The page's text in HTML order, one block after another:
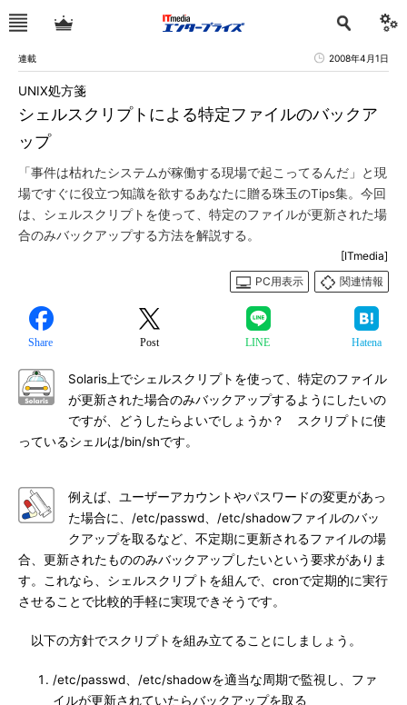
連載 2008年4月1日
シェルスクリプトによる特定ファイルのバックア
ップ
UNIX処方箋
「事件は枯れたシステムが稼働する現場で起こってるんだ」と現
場ですぐに役立つ知識を欲するあなたに贈る珠玉のTips集。今回
は、シェルスクリプトを使って、特定のファイルが更新された場
合のみバックアップする方法を解説する。
[ITmedia]
PC用表示
関連情報
Share Post LINE Hatena
Solaris上でシェルスクリプトを使って、特定のファイル
が更新された場合のみバックアップするようにしたいの
ですが、どうしたらよいでしょうか？ スクリプトに使
っているシェルは/bin/shです。
例えば、ユーザーアカウントやパスワードの変更があっ
た場合に、/etc/passwd、/etc/shadowファイルのバッ
クアップを取るなど、不定期に更新されるファイルの場
合、更新されたもののみバックアップしたいという要求がありま
す。これなら、シェルスクリプトを組んで、cronで定期的に実行
させることで比較的手軽に実現できそうです。
以下の方針でスクリプトを組み立てることにしましょう。
/etc/passwd、/etc/shadowを適当な周期で監視し、ファ
イルが更新されていたらバックアップを取る